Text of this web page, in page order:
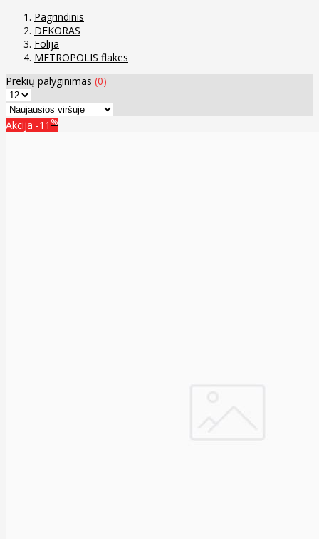
Pagrindinis
DEKORAS
Folija
METROPOLIS flakes
Prekių palyginimas (0)
Akcija -11 %